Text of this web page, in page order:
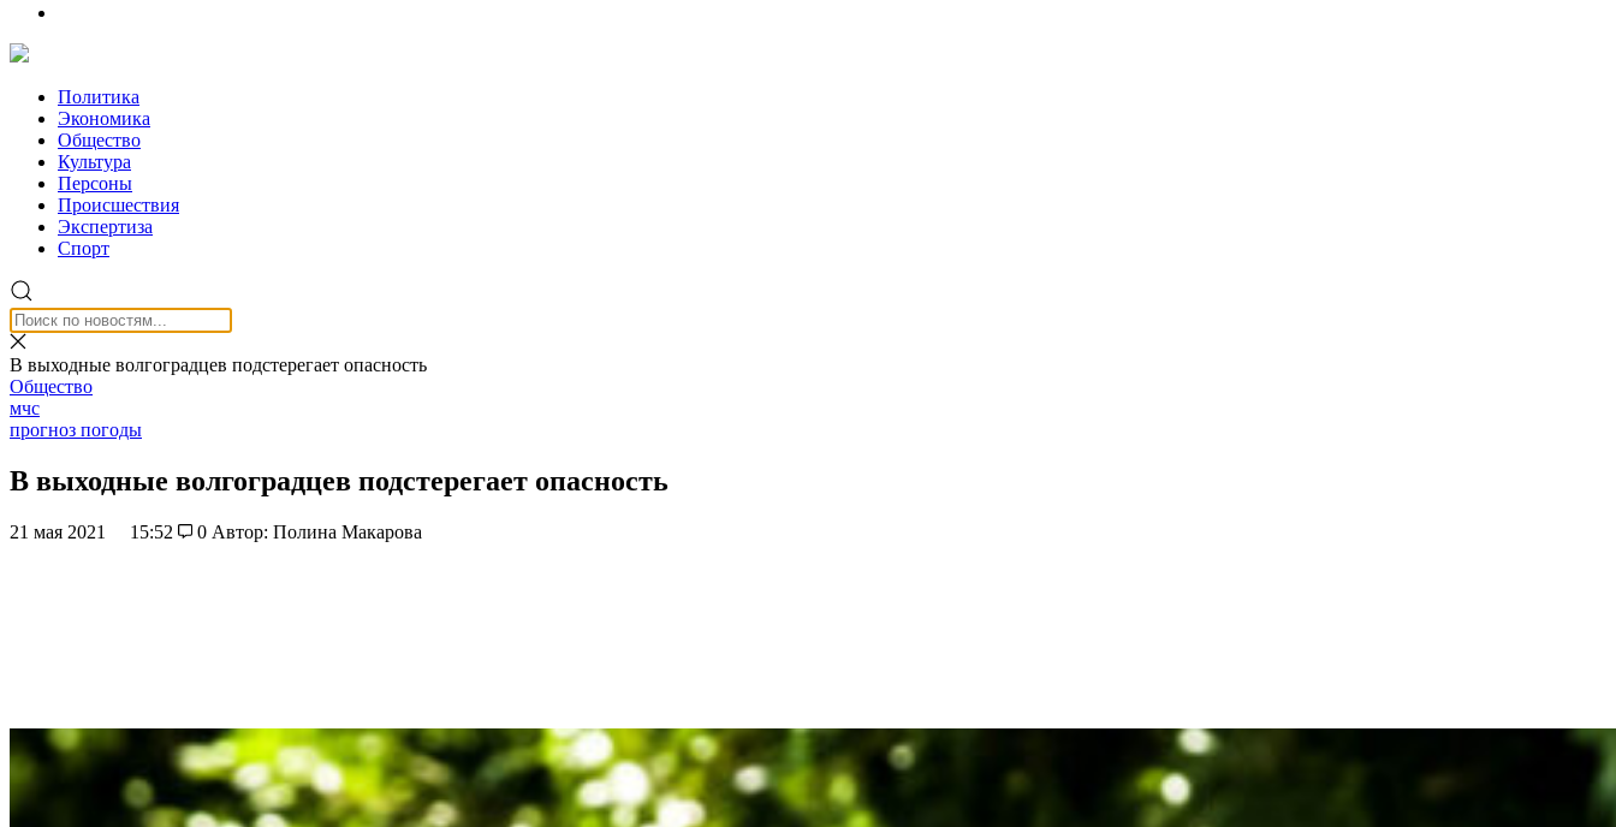
Политика
Экономика
Общество
Культура
Персоны
Происшествия
Экспертиза
Спорт
В выходные волгоградцев подстерегает опасность
Общество
мчс
прогноз погоды
В выходные волгоградцев подстерегает опасность
21 мая 2021 15:52 0 Автор: Полина Макарова